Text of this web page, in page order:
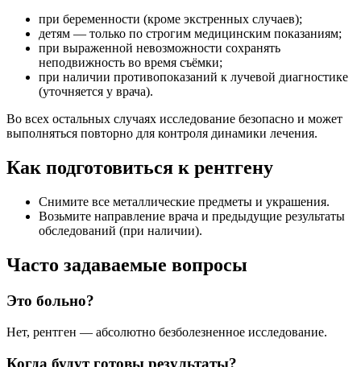
при беременности (кроме экстренных случаев);
детям — только по строгим медицинским показаниям;
при выраженной невозможности сохранять
неподвижность во время съёмки;
при наличии противопоказаний к лучевой диагностике
(уточняется у врача).
Во всех остальных случаях исследование безопасно и может
выполняться повторно для контроля динамики лечения.
Как подготовиться к рентгену
Снимите все металлические предметы и украшения.
Возьмите направление врача и предыдущие результаты
обследований (при наличии).
Часто задаваемые вопросы
Это больно?
Нет, рентген — абсолютно безболезненное исследование.
Когда будут готовы результаты?